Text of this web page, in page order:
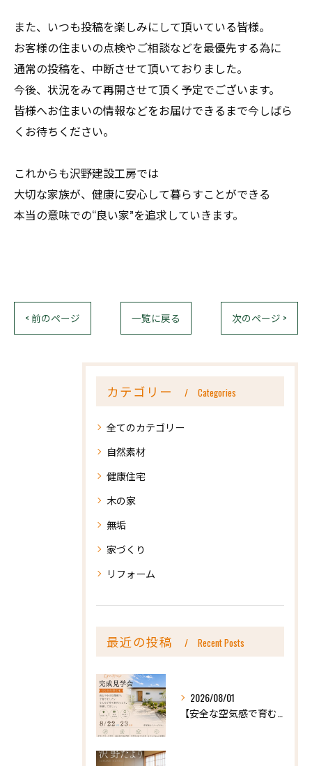
また、いつも投稿を楽しみにして頂いている皆様。
お客様の住まいの点検やご相談などを最優先する為に
通常の投稿を、中断させて頂いておりました。
今後、状況をみて再開させて頂く予定でございます。
皆様へお住まいの情報などをお届けできるまで今しばら
くお待ちください。
これからも沢野建設工房では
大切な家族が、健康に安心して暮らすことができる
本当の意味での“良い家”を追求していきます。
< 前のページ 一覧に戻る 次のページ >
カテゴリー Categories
全てのカテゴリー
自然素材
健康住宅
木の家
無垢
家づくり
リフォーム
最近の投稿 Recent Posts
2026/08/01